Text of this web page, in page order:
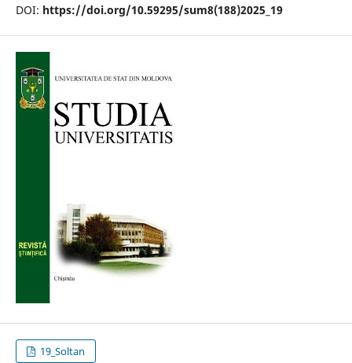
DOI: https://doi.org/10.59295/sum8(188)2025_19
19_Soltan